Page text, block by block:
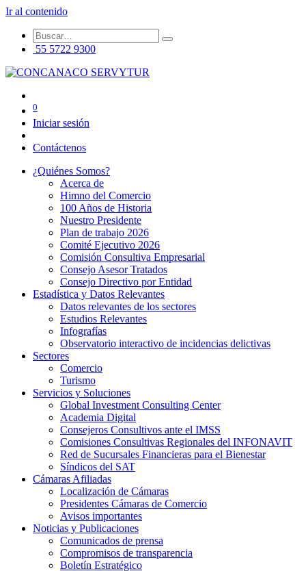
Ir al contenido
55 5722 9300
0
Iniciar sesión
Contáctenos
¿Quiénes Somos?
Acerca de
Himno del Comercio
100 Años de Historia
Nuestro Presidente
Plan de trabajo 2026
Comité Ejecutivo 2026
Comisión Consultiva Empresarial
Consejo Asesor Tratados
Consejo Directivo por Entidad
Estadística y Datos Relevantes
Datos relevantes de los sectores
Estudios Relevantes
Infografías
Observatorio interactivo de incidencias delictivas
Sectores
Comercio
Turismo
Servicios y Soluciones
Global Investment Consulting Center
Academia Digital
Consejeros Consultivos ante el IMSS
Comisiones Consultivas Regionales del INFONAVIT
Red de Sucursales Financieras para el Bienestar
Síndicos del SAT
Cámaras Afiliadas
Localización de Cámaras
Presidentes Cámaras de Comercio
Avisos importantes
Noticias y Publicaciones
Comunicados de prensa
Compromisos de transparencia
Boletín Estratégico